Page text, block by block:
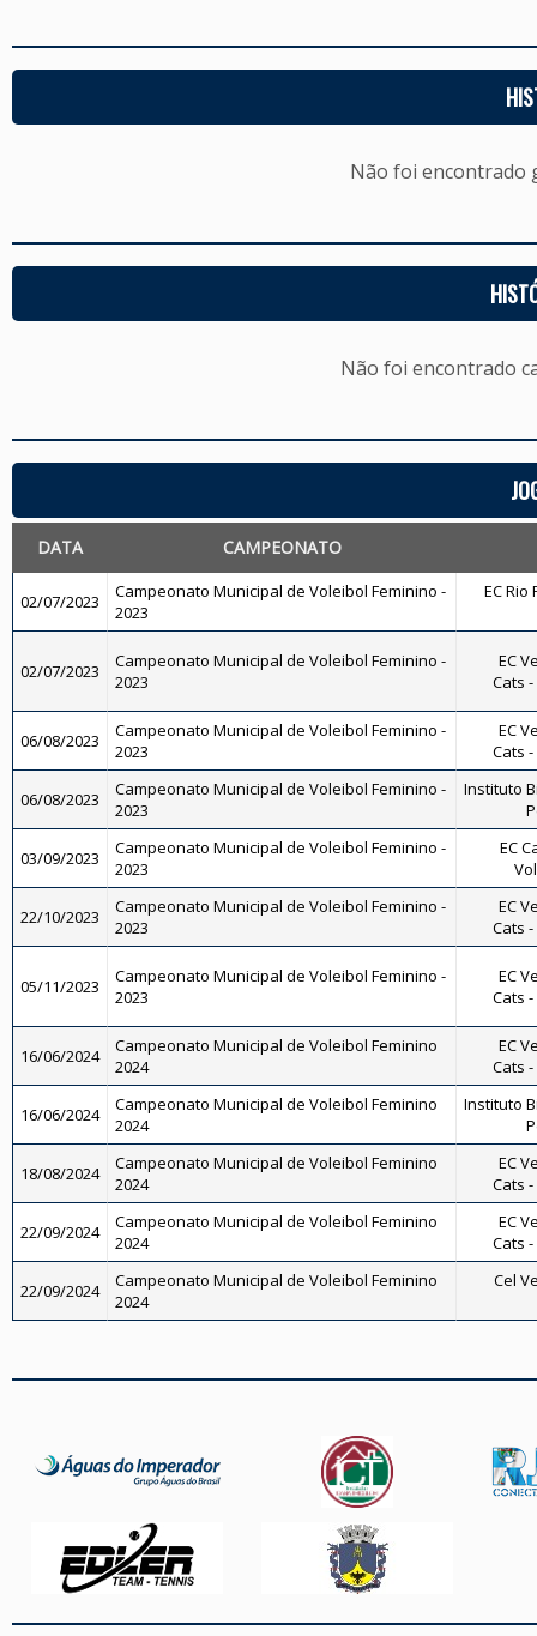
Não foi encontrado
Não foi encontrado
DATA CAMPEONATO
02/07/2023
Campeonato Municipal de Voleibol Feminino -
2023
EC
02/07/2023
Campeonato Municipal de Voleibol Feminino -
2023
EC
Cats
06/08/2023
Campeonato Municipal de Voleibol Feminino -
2023
EC
Cats
06/08/2023
Campeonato Municipal de Voleibol Feminino -
2023
Instituto
03/09/2023
Campeonato Municipal de Voleibol Feminino -
2023
EC
22/10/2023
Campeonato Municipal de Voleibol Feminino -
2023
EC
Cats
05/11/2023
Campeonato Municipal de Voleibol Feminino -
2023
EC
Cats
16/06/2024
Campeonato Municipal de Voleibol Feminino
2024
EC
Cats
16/06/2024
Campeonato Municipal de Voleibol Feminino
2024
Instituto
18/08/2024
Campeonato Municipal de Voleibol Feminino
2024
EC
Cats
22/09/2024
Campeonato Municipal de Voleibol Feminino
2024
EC
Cats
22/09/2024
Campeonato Municipal de Voleibol Feminino
2024
Cel